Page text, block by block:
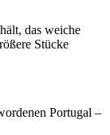
das weiche
Stücke
Portugal –